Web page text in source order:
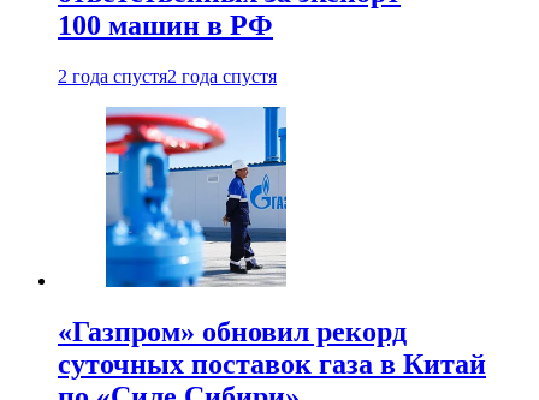
100 машин в РФ
2 года спустя2 года спустя
«Газпром» обновил рекорд
суточных поставок газа в Китай